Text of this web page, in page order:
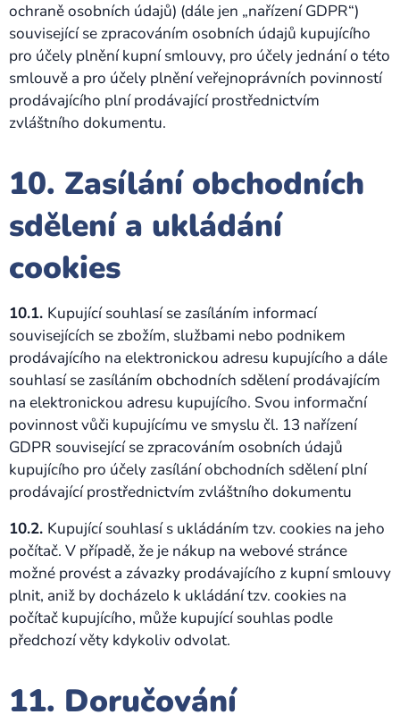
ochraně osobních údajů) (dále jen „nařízení GDPR“)
související se zpracováním osobních údajů kupujícího
pro účely plnění kupní smlouvy, pro účely jednání o této
smlouvě a pro účely plnění veřejnoprávních povinností
prodávajícího plní prodávající prostřednictvím
zvláštního dokumentu.
10. Zasílání obchodních
sdělení a ukládání
cookies
10.1. Kupující souhlasí se zasíláním informací
souvisejících se zbožím, službami nebo podnikem
prodávajícího na elektronickou adresu kupujícího a dále
souhlasí se zasíláním obchodních sdělení prodávajícím
na elektronickou adresu kupujícího. Svou informační
povinnost vůči kupujícímu ve smyslu čl. 13 nařízení
GDPR související se zpracováním osobních údajů
kupujícího pro účely zasílání obchodních sdělení plní
prodávající prostřednictvím zvláštního dokumentu
10.2. Kupující souhlasí s ukládáním tzv. cookies na jeho
počítač. V případě, že je nákup na webové stránce
možné provést a závazky prodávajícího z kupní smlouvy
plnit, aniž by docházelo k ukládání tzv. cookies na
počítač kupujícího, může kupující souhlas podle
předchozí věty kdykoliv odvolat.
11. Doručování